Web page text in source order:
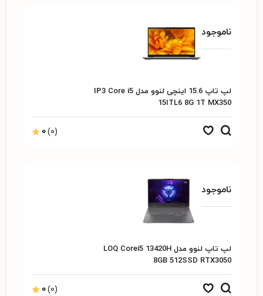
ناموجود
لپ تاپ 15.6 اینچی لنوو مدل IP3 Core i5
15ITL6 8G 1T MX350
0(0)
ناموجود
لپ تاپ لنوو مدل LOQ Corei5 13420H
8GB 512SSD RTX3050
0(0)